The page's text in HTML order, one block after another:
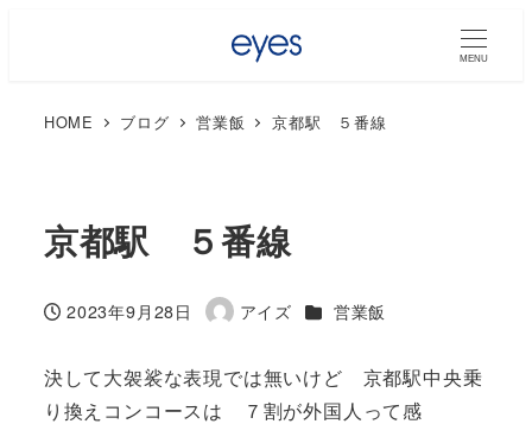
MENU
HOME ブログ 営業飯 京都駅 ５番線
京都駅 ５番線
投稿日
2023年9月28日
著
アイズ カテゴリー
営業飯
決して大袈裟な表現では無いけど 京都駅中央乗
り換えコンコースは ７割が外国人って感